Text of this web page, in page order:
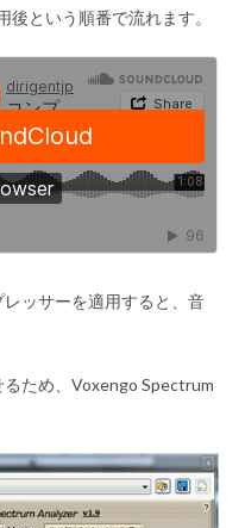
という順番で流れます。
ッサーを適用すると、音
ため、Voxengo Spectrum